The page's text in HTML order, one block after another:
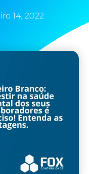
14, 2022